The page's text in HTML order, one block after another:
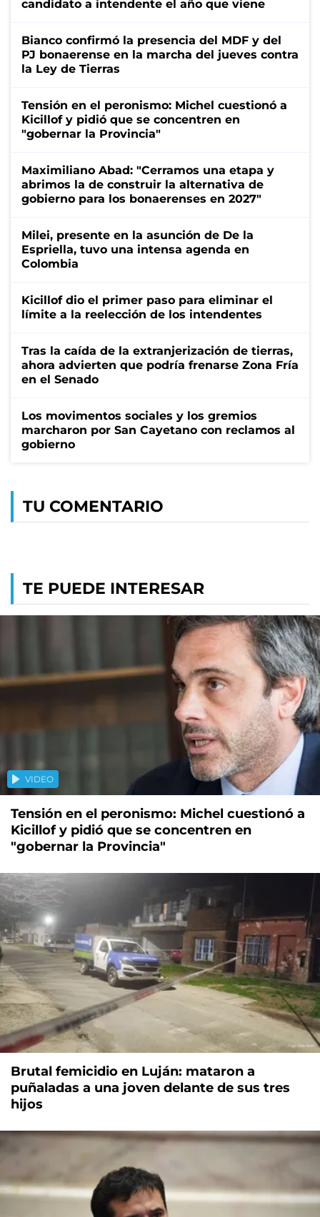
candidato a intendente el año que viene
Bianco confirmó la presencia del MDF y del
PJ bonaerense en la marcha del jueves contra
la Ley de Tierras
Tensión en el peronismo: Michel cuestionó a
Kicillof y pidió que se concentren en
"gobernar la Provincia"
Maximiliano Abad: "Cerramos una etapa y
abrimos la de construir la alternativa de
gobierno para los bonaerenses en 2027"
Milei, presente en la asunción de De la
Espriella, tuvo una intensa agenda en
Colombia
Kicillof dio el primer paso para eliminar el
límite a la reelección de los intendentes
Tras la caída de la extranjerización de tierras,
ahora advierten que podría frenarse Zona Fría
en el Senado
Los movimentos sociales y los gremios
marcharon por San Cayetano con reclamos al
gobierno
TU COMENTARIO
TE PUEDE INTERESAR
VIDEO
Tensión en el peronismo: Michel cuestionó a
Kicillof y pidió que se concentren en
"gobernar la Provincia"
Brutal femicidio en Luján: mataron a
puñaladas a una joven delante de sus tres
hijos